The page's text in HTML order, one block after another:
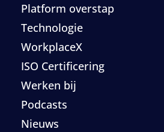
Platform overstap
Technologie
WorkplaceX
ISO Certificering
Werken bij
Podcasts
Nieuws